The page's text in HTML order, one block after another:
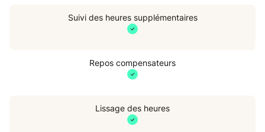
Suivi des heures supplémentaires
Repos compensateurs
Lissage des heures